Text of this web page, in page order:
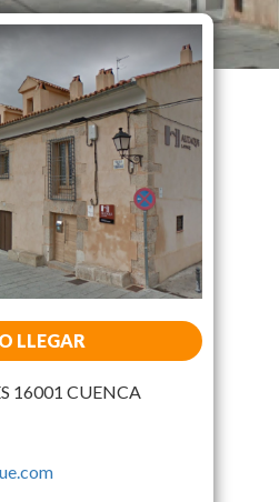
LLEGAR
16001 CUENCA